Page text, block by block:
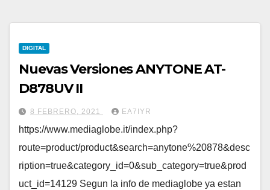
DIGITAL
Nuevas Versiones ANYTONE AT-
D878UV II
8 FEBRERO, 2021 EA7IYR
https://www.mediaglobe.it/index.php?
route=product/product&search=anytone%20878&desc
ription=true&category_id=0&sub_category=true&prod
uct_id=14129 Segun la info de mediaglobe ya estan